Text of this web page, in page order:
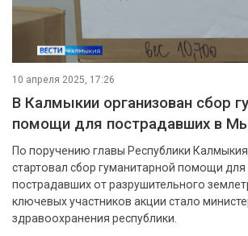
10 апреля 2025, 17:26
В Калмыкии организован сбор
помощи для пострадавших в
По поручению главы Республики
стартовал сбор гуманитарной помощи
пострадавших от разрушительного
ключевых участников акции стало
здравоохранения республики.